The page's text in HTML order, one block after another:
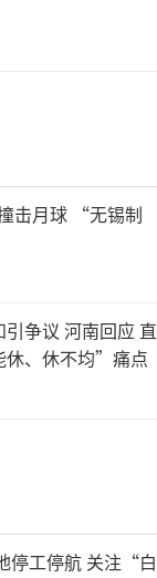
击月球 “无锡制
争议 河南回应 直
、休不均”痛点
停工停航 关注“白